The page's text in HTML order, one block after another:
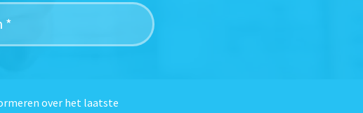
over het laatste